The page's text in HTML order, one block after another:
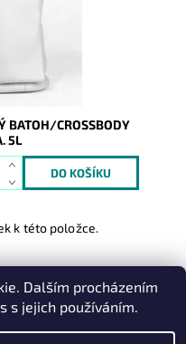
BATOH/CROSSBODY
5L
k této položce.
Oázakabelek
Dalším procházením
s jejich používáním.